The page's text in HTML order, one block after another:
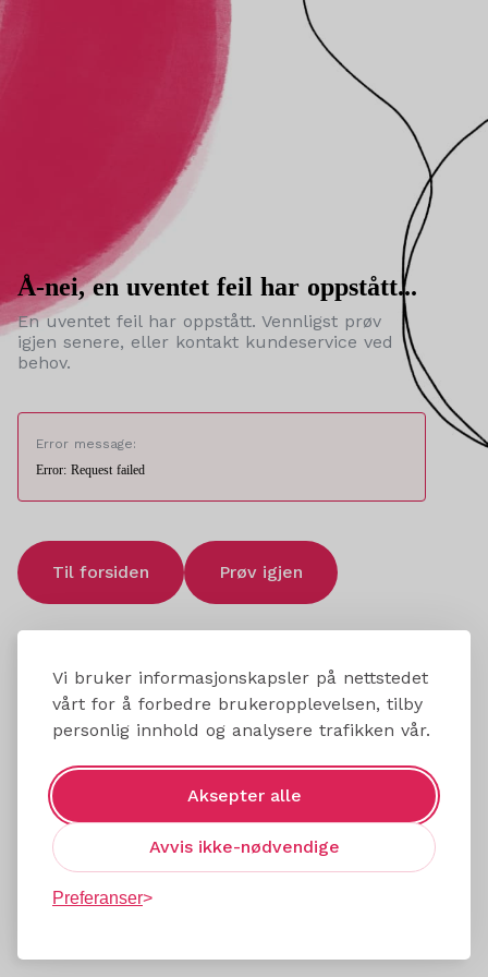
Vi bruker informasjonskapsler på nettstedet
vårt for å forbedre brukeropplevelsen, tilby
personlig innhold og analysere trafikken vår.
Aksepter alle
Avvis ikke-nødvendige
Preferanser
Å-nei, en uventet feil har oppstått...
En uventet feil har oppstått. Vennligst prøv
igjen senere, eller kontakt kundeservice ved
behov.
Error message:
Error: Request failed
Til forsiden Prøv igjen